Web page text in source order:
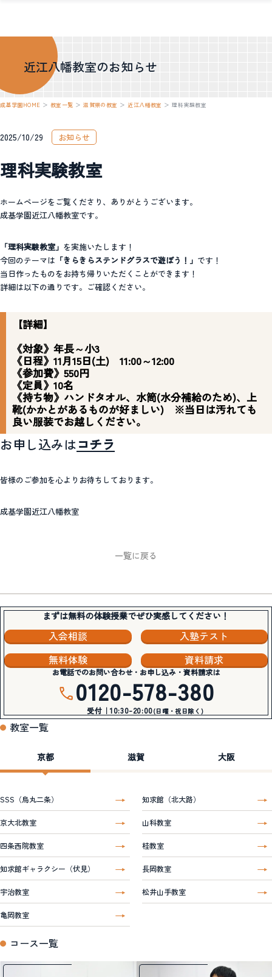
近江八幡教室のお知らせ
成基学園HOME ＞ 教室一覧 ＞滋賀県の教室 ＞近江八幡教室 ＞理科実験教室
2025/10/29 お知らせ
理科実験教室
ホームページをご覧くださり、ありがとうございます。
成基学園近江八幡教室です。
「理科実験教室」 を実施いたします！
今回のテーマは 「きらきらステンドグラスで遊ぼう！」 です！
当日作ったものをお持ち帰りいただくことができます！
詳細は以下の通りです。ご確認ください。
【詳細】
《対象》 年長～小3
《日程》 11月15日(土) 11:00～12:00
《参加費》 550円
《定員》 10名
《持ち物》 ハンドタオル、水筒(水分補給のため)、上
靴(かかとがあるものが好ましい) ※当日は汚れても
良い服装でお越しください。
お申し込みはコチラ
皆様のご参加を心よりお待ちしております。
成基学園近江八幡教室
一覧に戻る
まずは無料の体験授業でぜひ実感してください！
入会相談
入塾テスト
無料体験
資料請求
お電話でのお問い合わせ・お申し込み・資料請求は
0120-578-380
受付｜10:30-20:00(日曜・祝日除く)
教室一覧
京都 滋賀 大阪
SSS（烏丸二条） 知求館（北大路）
京大北教室 山科教室
四条西院教室 桂教室
知求館ギャラクシー（伏見） 長岡教室
宇治教室 松井山手教室
亀岡教室
コース一覧